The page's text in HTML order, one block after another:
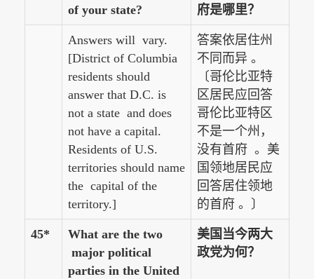
of your state?
府是哪里？
Answers will vary.
[District of Columbia
residents should
answer that D.C. is
not a state and does
not have a capital.
Residents of U.S.
territories should name
the capital of the
territory.]
答案依居住州
不同而异 。
〔哥伦比亚特
区居民应回答
哥伦比亚特区
不是一个州，
没有首府 。美
国领地居民应
回答居住领地
的首府 。〕
45*
What are the two
major political
parties in the United
美国当今两大
政党为何？